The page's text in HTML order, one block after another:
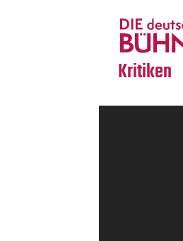
Kritiken
Crossover